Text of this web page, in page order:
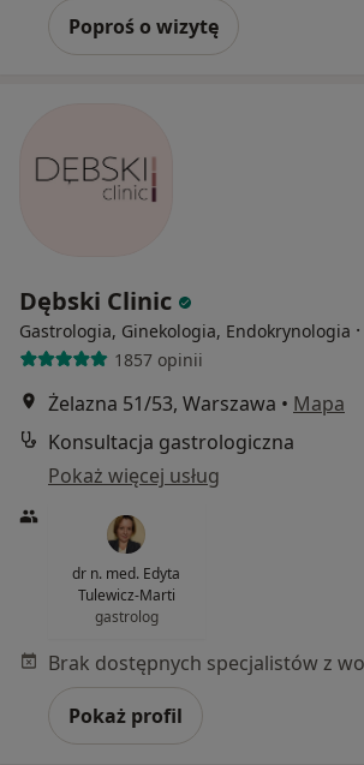
Poproś o wizytę
Dębski Clinic
Gastrologia, Ginekologia, Endokrynologia ·
1857 opinii
Żelazna 51/53, Warszawa • Mapa
Konsultacja gastrologiczna
Pokaż więcej usług
dr n. med. Edyta
Tulewicz-Marti
gastrolog
Pokaż profil